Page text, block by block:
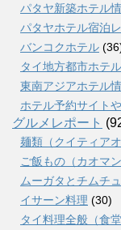
パタヤ新築ホテル
パタヤホテル宿泊
バンコクホテル
タイ地方都市ホテル
東南アジアホテル
ホテル予約サイト
グルメレポート
麺類（クイティア
ご飯もの（カオマ
ムーガタとチムチ
イサーン料理 (30)
タイ料理全般（食